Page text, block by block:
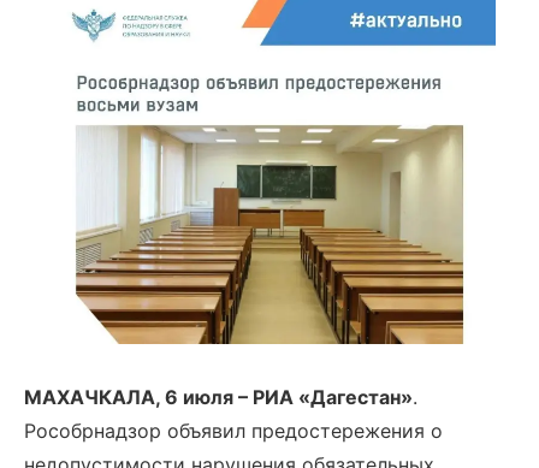
МАХАЧКАЛА, 6 июля – РИА «Дагестан».
Рособрнадзор объявил предостережения о